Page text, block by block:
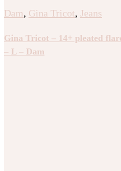
Dam, Gina Tricot, Jeans
Gina Tricot – 14+ pleated
– L – Dam